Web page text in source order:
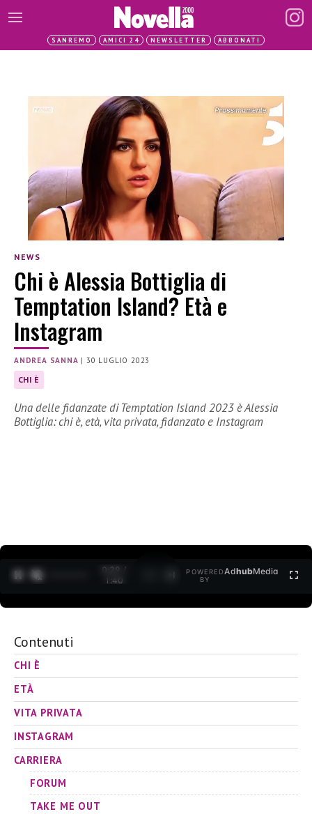
SANREMO AMICI 24 NEWSLETTER ABBONATI
NEWS
Chi è Alessia Bottiglia di
Temptation Island? Età e
Instagram
ANDREA SANNA |30 LUGLIO 2023
CHI È
Una delle fidanzate di Temptation Island 2023 è Alessia
Bottiglia: chi è, età, vita privata, fidanzato e Instagram
0:30 /
1:40
POWERED
BY
AdhubMedia
Contenuti
CHI È
ETÀ
VITA PRIVATA
INSTAGRAM
CARRIERA
FORUM
TAKE ME OUT